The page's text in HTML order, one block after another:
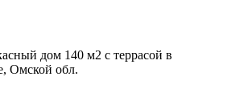
дом 140 м2 с террасой в
Омской обл.